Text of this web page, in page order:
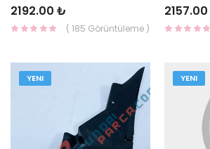
2192.00 ₺
( 185 Görüntüleme )
YENI YENI